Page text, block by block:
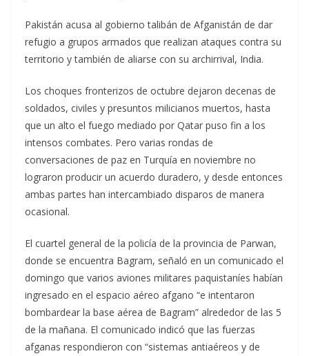
Pakistán acusa al gobierno talibán de Afganistán de dar
refugio a grupos armados que realizan ataques contra su
territorio y también de aliarse con su archirrival, India.
Los choques fronterizos de octubre dejaron decenas de
soldados, civiles y presuntos milicianos muertos, hasta
que un alto el fuego mediado por Qatar puso fin a los
intensos combates. Pero varias rondas de
conversaciones de paz en Turquía en noviembre no
lograron producir un acuerdo duradero, y desde entonces
ambas partes han intercambiado disparos de manera
ocasional.
El cuartel general de la policía de la provincia de Parwan,
donde se encuentra Bagram, señaló en un comunicado el
domingo que varios aviones militares paquistaníes habían
ingresado en el espacio aéreo afgano “e intentaron
bombardear la base aérea de Bagram” alrededor de las 5
de la mañana. El comunicado indicó que las fuerzas
afganas respondieron con “sistemas antiaéreos y de